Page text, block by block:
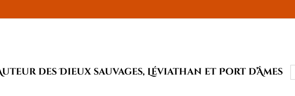
des Dieux sauvages, Léviathan et Port d’Âmes